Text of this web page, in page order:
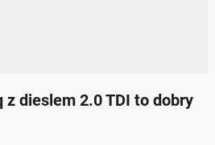
z dieslem 2.0 TDI to dobry